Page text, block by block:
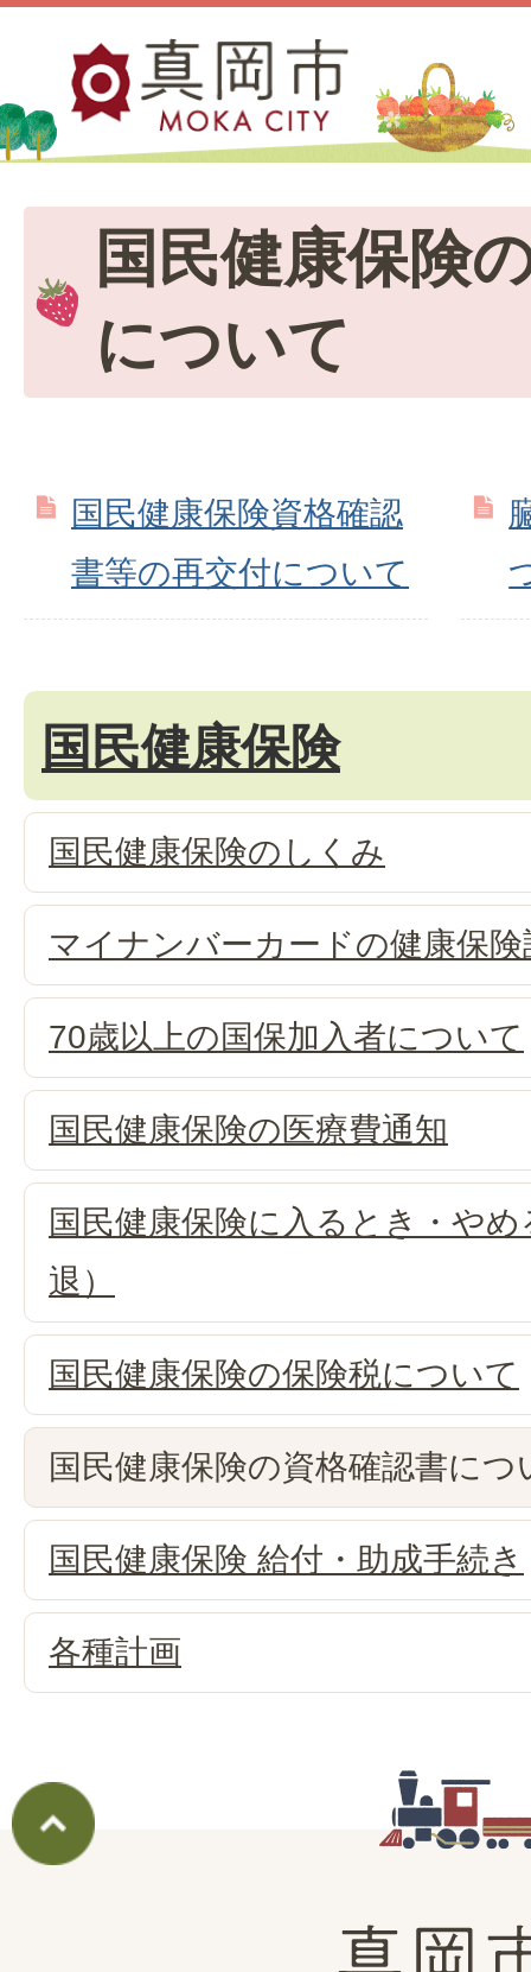
国民健康保険
について
国民健康保険資格確認
書等の再交付について
国民健康保険
国民健康保険のしくみ
マイナンバーカードの健康保
70歳以上の国保加入者について
国民健康保険の医療費通知
国民健康保険に入るとき・や
退）
国民健康保険の保険税について
国民健康保険の資格確認書につ
国民健康保険 給付・助成手続き
各種計画
真